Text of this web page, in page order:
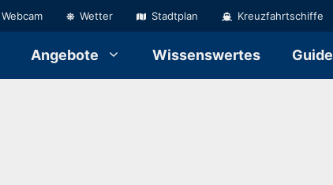
Webcam Wetter Stadtplan Kreuzfahrtschiffe
Angebote Wissenswertes Guide